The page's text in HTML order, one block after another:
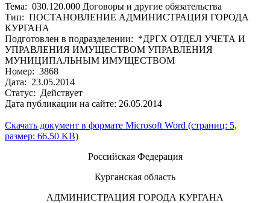
Тема: 030.120.000 Договоры и другие обязательства
Тип: ПОСТАНОВЛЕНИЕ АДМИНИСТРАЦИЯ ГОРОДА
КУРГАНА
Подготовлен в подразделении: *ДРГХ ОТДЕЛ УЧЕТА И
УПРАВЛЕНИЯ ИМУЩЕСТВОМ УПРАВЛЕНИЯ
МУНИЦИПАЛЬНЫМ ИМУЩЕСТВОМ
Номер: 3868
Дата: 23.05.2014
Статус: Действует
Дата публикации на сайте: 26.05.2014
Скачать документ в формате Microsoft Word (страниц: 5,
размер: 66.50 KB)
Российская Федерация
Курганская область
АДМИНИСТРАЦИЯ ГОРОДА КУРГАНА